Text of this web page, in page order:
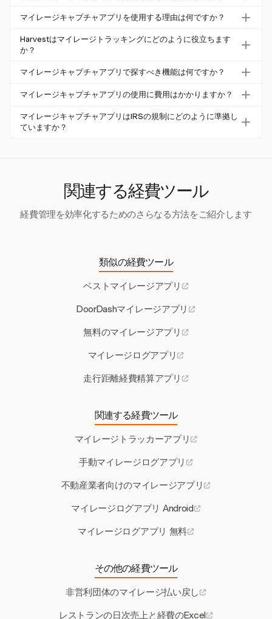
です。これらのアプリは時間を節約し、エラーを減少さ
自動マイレージトラッキングはGPS技術を使用して旅行
チャします。これにより手動入力が排除され、従来の方法
に関連するエラーが減少します。
マイレージキャプチャアプリを使用する理由は何ですか？
マイレージキャプチャアプリを使用することで、時間を節
約し、マイレージ報告の正確性を確保できます。人的エ
スを効率化します。
Harvestはマイレージトラッキングにどのように役立ちます
か？
Harvestは、マイレージ経費を手動で追跡するためのシン
イルごとの単価などの詳細を入力して、正確なプロジェク
マイレージキャプチャアプリで探すべき機能は何ですか？
主な機能には、自動旅行ログ、リアルタイム追跡、経費シ
す。Harvestは、シンプルさとコントロールのために手動
入力を提供しています。
マイレージキャプチャアプリの使用に費用はかかりますか？
多くのマイレージキャプチャアプリは料金を請求します
が、Harvestは30日間の無料トライアルを提供しており、
マイレージキャプチャアプリはIRSの規制にどのように準拠し
ていますか？
関連する経費ツール
経費管理を効率化するためのさらなる方法をご紹介します
類似の経費ツール
ベストマイレージアプリ
DoorDashマイレージアプリ
無料のマイレージアプリ
マイレージログアプリ
走行距離経費精算アプリ
関連する経費ツール
マイレージトラッカーアプリ
手動マイレージログアプリ
不動産業者向けのマイレージアプリ
マイレージログアプリ Android
マイレージログアプリ 無料
その他の経費ツール
非営利団体のマイレージ払い戻し
レストランの日次売上と経費のExcel